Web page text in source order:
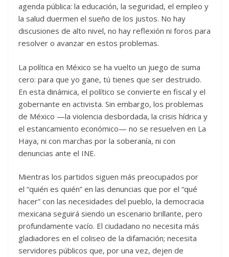
agenda pública: la educación, la seguridad, el empleo y
la salud duermen el sueño de los justos. No hay
discusiones de alto nivel, no hay reflexión ni foros para
resolver o avanzar en estos problemas.
La política en México se ha vuelto un juego de suma
cero: para que yo gane, tú tienes que ser destruido.
En esta dinámica, el político se convierte en fiscal y el
gobernante en activista. Sin embargo, los problemas
de México —la violencia desbordada, la crisis hídrica y
el estancamiento económico— no se resuelven en La
Haya, ni con marchas por la soberanía, ni con
denuncias ante el INE.
Mientras los partidos siguen más preocupados por
el “quién es quién” en las denuncias que por el “qué
hacer” con las necesidades del pueblo, la democracia
mexicana seguirá siendo un escenario brillante, pero
profundamente vacío. El ciudadano no necesita más
gladiadores en el coliseo de la difamación; necesita
servidores públicos que, por una vez, dejen de